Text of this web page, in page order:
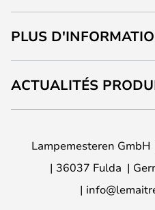
PLUS
ACTUALITÉS
Lampemesteren GmbH
36037 Fulda